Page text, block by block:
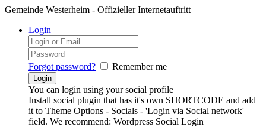
Gemeinde Westerheim - Offizieller Internetauftritt
Login
Forgot password? Remember me
You can login using your social profile
Install social plugin that has it's own SHORTCODE and add
it to Theme Options - Socials - 'Login via Social network'
field. We recommend: Wordpress Social Login